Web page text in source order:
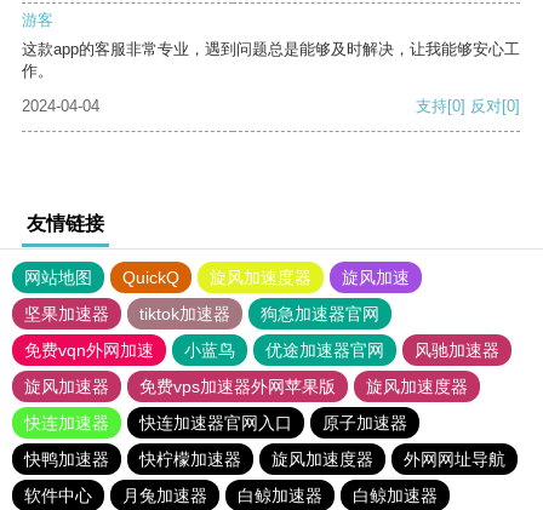
游客
这款app的客服非常专业，遇到问题总是能够及时解决，让我能够安心工
作。
2024-04-04
支持[0] 反对[0]
友情链接
网站地图 QuickQ 旋风加速度器
旋风加速
坚果加速器
tiktok加速器
狗急加速器官网
免费vqn外网加速
小蓝鸟 优途加速器官网
风驰加速器
旋风加速器
免费vps加速器外网苹果版
旋风加速度器
快连加速器
快连加速器官网入口
原子加速器
快鸭加速器
快柠檬加速器 旋风加速度器
外网网址导航
软件中心
月兔加速器 白鲸加速器 白鲸加速器